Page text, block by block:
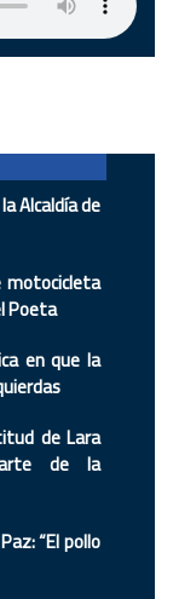
Alcaldía de
motocicleta
Poeta
en que la
de Lara
de la
“El pollo